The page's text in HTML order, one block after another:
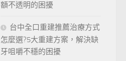
額不透明的困擾
台中全口重建推薦治療方式
怎麼選?5大重建方案，解決缺
牙咀嚼不穩的困擾